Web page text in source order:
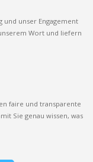
und unser Engagement
Wort und liefern
faire und transparente
Sie genau wissen, was